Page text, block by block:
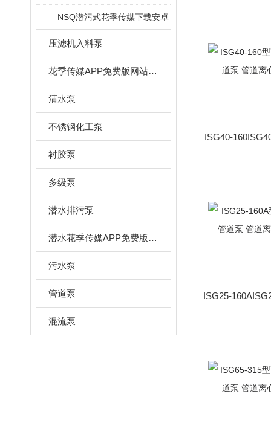
NSQ潜污式花季传媒下载安卓
压滤机入料泵
花季传媒APP免费版网站下载安装
清水泵
不锈钢化工泵
衬胶泵
多级泵
潜水排污泵
潜水花季传媒APP免费版网站下载安装
污水泵
管道泵
混流泵
ISG40-
立式管道泵 管
ISG25-
速立式管道泵 管